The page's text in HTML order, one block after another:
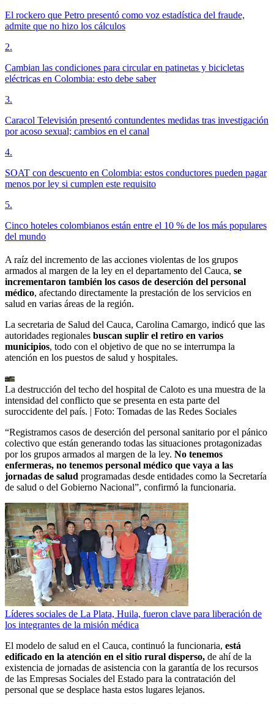
El rockero que Petro presentó como voz estadística del fraude,
admite que no hizo los cálculos
2.
Cambian las condiciones para circular en patinetas y bicicletas
eléctricas en Colombia: esto debe saber
3.
Caracol Televisión presentó contundentes medidas tras investigación
por acoso sexual; cambios en el canal
4.
SOAT con descuento en Colombia: estos conductores pueden pagar
menos por ley si cumplen este requisito
5.
Cinco hoteles colombianos están entre el 10 % de los más populares
del mundo
A raíz del incremento de las acciones violentas de los grupos
armados al margen de la ley en el departamento del Cauca, se
incrementaron también los casos de deserción del personal
médico, afectando directamente la prestación de los servicios en
salud en varias áreas de la región.
La secretaria de Salud del Cauca, Carolina Camargo, indicó que las
autoridades regionales buscan suplir el retiro en varios
municipios, todo con el objetivo de que no se interrumpa la
atención en los puestos de salud y hospitales.
La destrucción del techo del hospital de Caloto es una muestra de la
intensidad del conflicto que se presenta en esta parte del
suroccidente del país. | Foto: Tomadas de las Redes Sociales
“Registramos casos de deserción del personal sanitario por el pánico
colectivo que están generando todas las situaciones protagonizadas
por los grupos armados al margen de la ley. No tenemos
enfermeras, no tenemos personal médico que vaya a las
jornadas de salud programadas desde entidades como la Secretaría
de salud o del Gobierno Nacional”, confirmó la funcionaria.
Líderes sociales de La Plata, Huila, fueron clave para liberación de
los integrantes de la misión médica
El modelo de salud en el Cauca, continuó la funcionaria, está
edificado en la atención en el sitio rural disperso, de ahí de la
existencia de jornadas de asistencia con la garantía de los recursos
de las Empresas Sociales del Estado para la contratación del
personal que se desplace hasta estos lugares lejanos.